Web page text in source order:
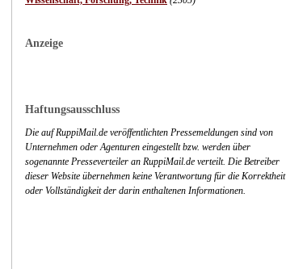
Anzeige
Haftungsausschluss
Die auf RuppiMail.de veröffentlichten Pressemeldungen sind von
Unternehmen oder Agenturen eingestellt bzw. werden über
sogenannte Presseverteiler an RuppiMail.de verteilt. Die Betreiber
dieser Website übernehmen keine Verantwortung für die Korrektheit
oder Vollständigkeit der darin enthaltenen Informationen.